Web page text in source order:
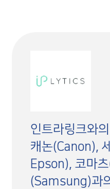
인트라링크와
캐논(Canon),
Epson), 코마
(Samsung)과